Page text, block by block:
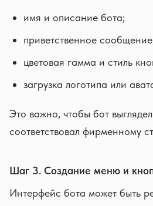
имя и описание бота;
приветственное
цветовая гамма и стиль
загрузка логотипа или
Это важно, чтобы бот
соответствовал фирменному
Шаг 3. Создание меню и
Интерфейс бота может быть